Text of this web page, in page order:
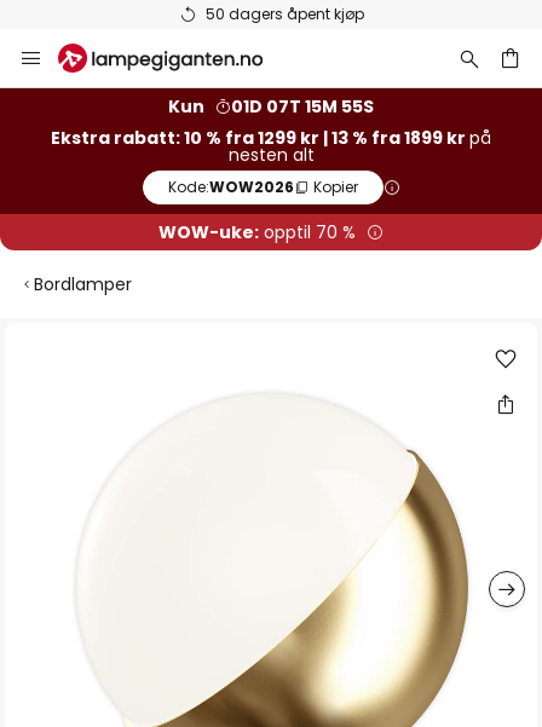
Varer på lager sendes raskt
Hopp
til
Kun
01D 07T 15M 54S
Ekstra rabatt: 10 % fra 1299 kr | 13 % fra 1899 kr på
nesten alt
Kode:WOW2026 Kopier
WOW-uke: opptil 70 %
Bordlamper